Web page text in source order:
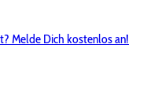
Melde Dich kostenlos an!